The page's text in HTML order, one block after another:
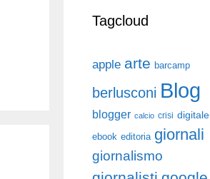
Tagcloud
apple arte barcamp
berlusconi Blog
blogger calcio crisi digitale
ebook editoria giornali
giornalismo